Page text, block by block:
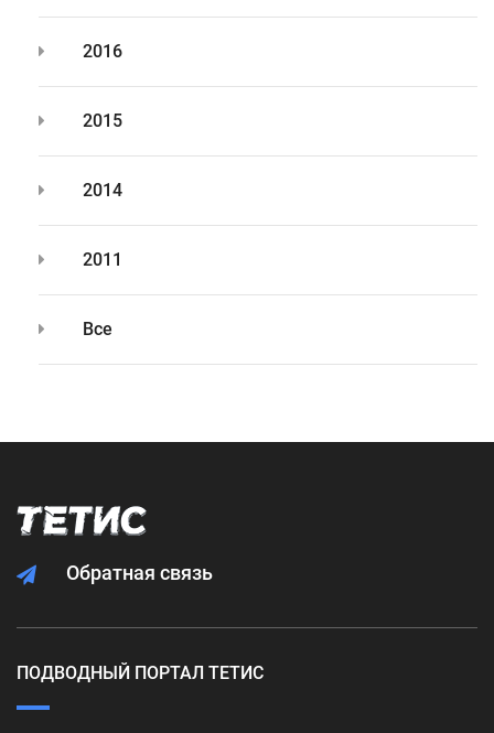
2016
2015
2014
2011
Все
Обратная связь
ПОДВОДНЫЙ ПОРТАЛ ТЕТИС